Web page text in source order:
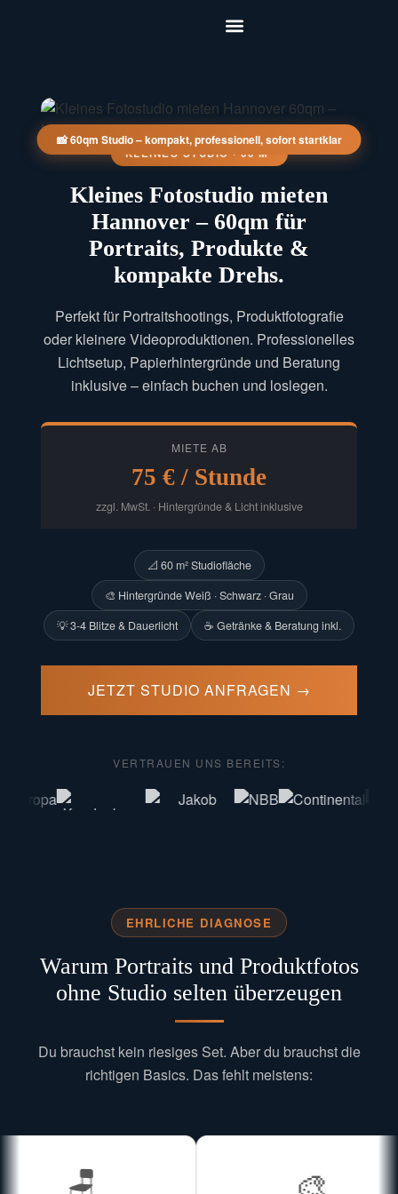
KLEINES STUDIO · 60 M²
Kleines Fotostudio mieten
Hannover – 60qm für
Portraits, Produkte &
kompakte Drehs.
Perfekt für Portraitshootings, Produktfotografie
oder kleinere Videoproduktionen. Professionelles
Lichtsetup, Papierhintergründe und Beratung
inklusive – einfach buchen und loslegen.
MIETE AB
75 € / Stunde
zzgl. MwSt. · Hintergründe & Licht inklusive
📐 60 m² Studiofläche
🎨 Hintergründe Weiß · Schwarz · Grau
💡 3-4 Blitze & Dauerlicht
☕ Getränke & Beratung inkl.
JETZT STUDIO ANFRAGEN →
📸 60qm Studio – kompakt, professionell, sofort startklar
VERTRAUEN UNS BEREITS:
EHRLICHE DIAGNOSE
Warum Portraits und Produktfotos
ohne Studio selten überzeugen
Du brauchst kein riesiges Set. Aber du brauchst die
richtigen Basics. Das fehlt meistens: